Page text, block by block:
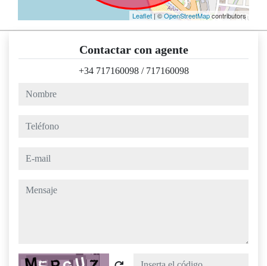
Leaflet | ©OpenStreetMapcontributors
Contactar con agente
+34 717160098 / 717160098
nombre
teléfono
e-mail
mensaje
Captcha